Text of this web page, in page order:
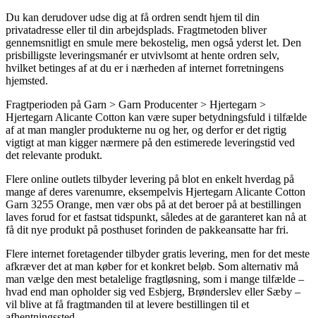
Du kan derudover udse dig at få ordren sendt hjem til din
privatadresse eller til din arbejdsplads. Fragtmetoden bliver
gennemsnitligt en smule mere bekostelig, men også yderst let. Den
prisbilligste leveringsmanér er utvivlsomt at hente ordren selv,
hvilket betinges af at du er i nærheden af internet forretningens
hjemsted.
Fragtperioden på Garn > Garn Producenter > Hjertegarn >
Hjertegarn Alicante Cotton kan være super betydningsfuld i tilfælde
af at man mangler produkterne nu og her, og derfor er det rigtig
vigtigt at man kigger nærmere på den estimerede leveringstid ved
det relevante produkt.
Flere online outlets tilbyder levering på blot en enkelt hverdag på
mange af deres varenumre, eksempelvis Hjertegarn Alicante Cotton
Garn 3255 Orange, men vær obs på at det beroer på at bestillingen
laves forud for et fastsat tidspunkt, således at de garanteret kan nå at
få dit nye produkt på posthuset forinden de pakkeansatte har fri.
Flere internet foretagender tilbyder gratis levering, men for det meste
afkræver det at man køber for et konkret beløb. Som alternativ må
man vælge den mest betalelige fragtløsning, som i mange tilfælde –
hvad end man opholder sig ved Esbjerg, Brønderslev eller Sæby –
vil blive at få fragtmanden til at levere bestillingen til et